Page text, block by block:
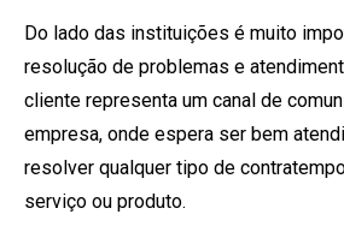
Do lado das instituições é muito
resolução de problemas e
cliente representa um canal de
empresa, onde espera ser bem
resolver qualquer tipo de
serviço ou produto.